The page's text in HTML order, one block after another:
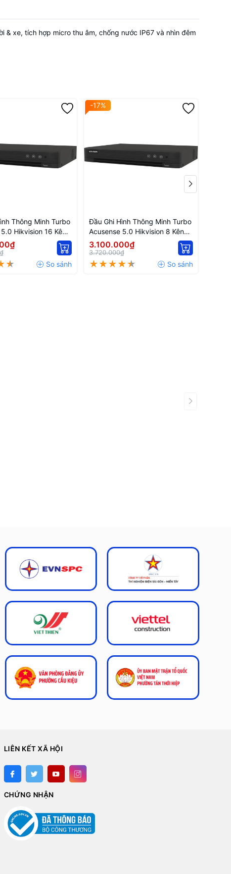
xe, tích hợp micro thu âm, chống nước IP67 và nhìn đêm
Thông Minh Turbo
Hikvision 16 Kênh
M1/S
-17%
Đầu Ghi Hình Thông Minh Turbo
Acusense 5.0 Hikvision 8 Kênh
iDS-7208HQHI-M1/S
3.100.000₫
3.720.000₫
LIÊN KẾT XÃ HỘI
CHỨNG NHẬN